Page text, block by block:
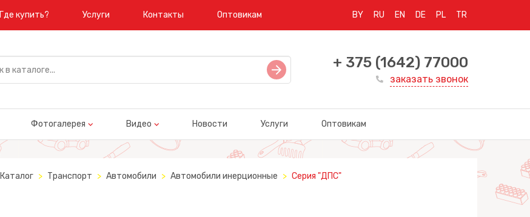
Где купить? Услуги Контакты Оптовикам BY RU EN DE PL TR
+ 375 (1642) 77000
заказать звонок
Фотогалерея Видео Новости Услуги Оптовикам
Каталог Транспорт Автомобили Автомобили инерционные Серия "ДПС"